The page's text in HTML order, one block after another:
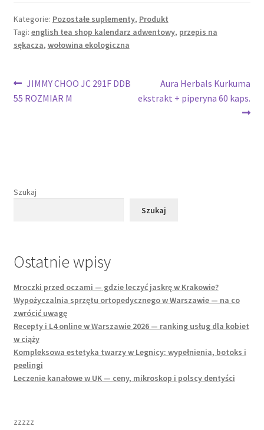
Kategorie: Pozostałe suplementy, Produkt
Tagi: english tea shop kalendarz adwentowy, przepis na
sękacza, wołowina ekologiczna
Nawigacja
wpisu
Poprzedni
wpis:
JIMMY CHOO JC 291F DDB
55 ROZMIAR M
Następny
wpis:
Aura Herbals Kurkuma
ekstrakt + piperyna 60 kaps.
Szukaj
Szukaj
Ostatnie wpisy
Mroczki przed oczami — gdzie leczyć jaskrę w Krakowie?
Wypożyczalnia sprzętu ortopedycznego w Warszawie — na co
zwrócić uwagę
Recepty i L4 online w Warszawie 2026 — ranking usług dla kobiet
w ciąży
Kompleksowa estetyka twarzy w Legnicy: wypełnienia, botoks i
peelingi
Leczenie kanałowe w UK — ceny, mikroskop i polscy dentyści
zzzzz